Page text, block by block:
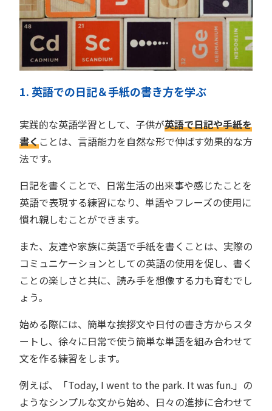
1. 英語での日記＆手紙の書き方を学ぶ
実践的な英語学習として、子供が英語で日記や手紙を
書くことは、言語能力を自然な形で伸ばす効果的な方
法です。
日記を書くことで、日常生活の出来事や感じたことを
英語で表現する練習になり、単語やフレーズの使用に
慣れ親しむことができます。
また、友達や家族に英語で手紙を書くことは、実際の
コミュニケーションとしての英語の使用を促し、書く
ことの楽しさと共に、読み手を想像する力も育むでし
ょう。
始める際には、簡単な挨拶文や日付の書き方からスタ
ートし、徐々に日常で使う簡単な単語を組み合わせて
文を作る練習をします。
例えば、「Today, I went to the park. It was fun.」の
ようなシンプルな文から始め、日々の進捗に合わせて